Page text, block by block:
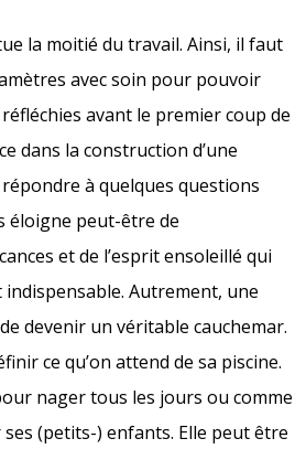
la moitié du travail. Ainsi, il faut
avec soin pour pouvoir
avant le premier coup de
dans la construction d’une
à quelques questions
éloigne peut-être de
et de l’esprit ensoleillé qui
indispensable. Autrement, une
devenir un véritable cauchemar.
ce qu’on attend de sa piscine.
nager tous les jours ou comme
(petits-) enfants. Elle peut être